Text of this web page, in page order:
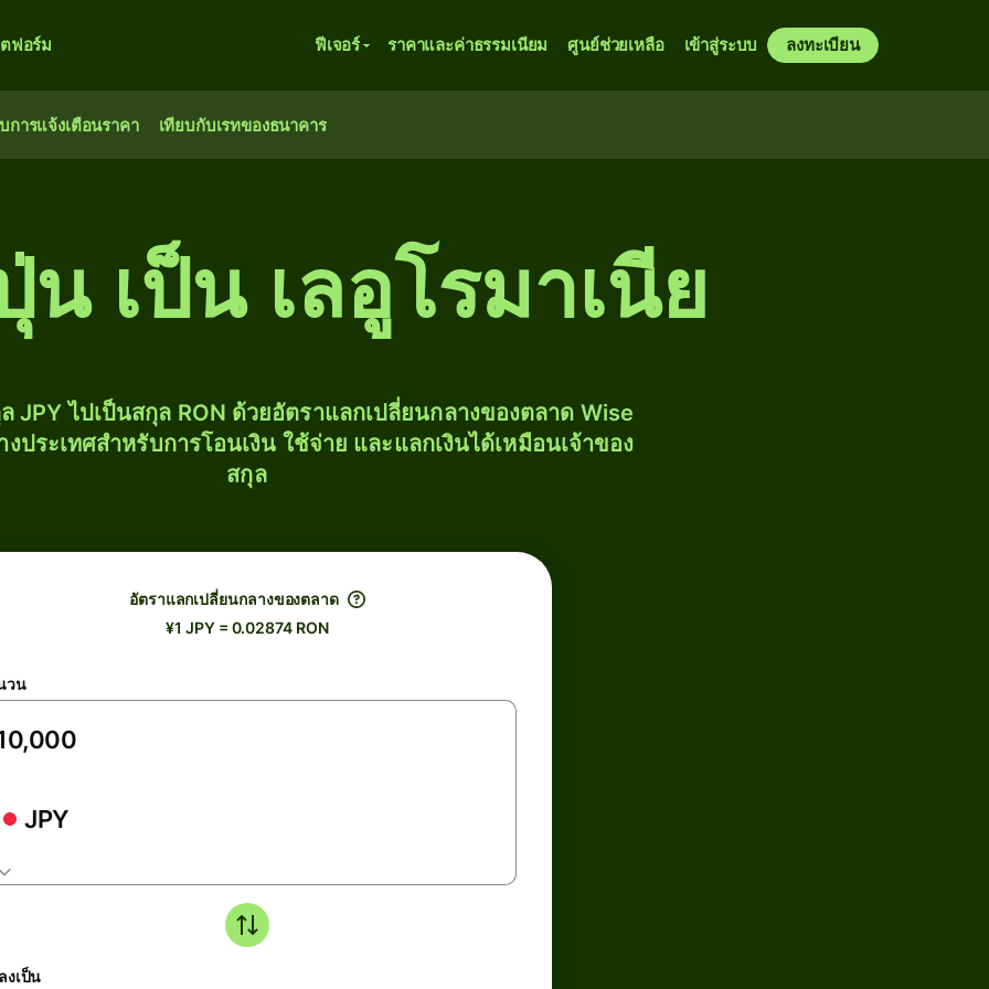
ฟอร์ม ฟีเจอร์ ราคาและค่าธรรมเนียม ศูนย์ช่วยเหลือ เข้าสู่ระบบ ลงทะเบียน
การแจ้งเตือนราคา เทียบกับเรทของธนาคาร
เป็น เลอูโรมาเนีย
JPY ไปเป็นสกุล RON ด้วยอัตราแลกเปลี่ยนกลางของตลาด Wise
ประเทศสำหรับการโอนเงิน ใช้จ่าย และแลกเงินได้เหมือนเจ้าของ
สกุล
อัตราแลกเปลี่ยนกลางของตลาด
¥1 JPY = 0.02874 RON
วน
JPY
งเป็น